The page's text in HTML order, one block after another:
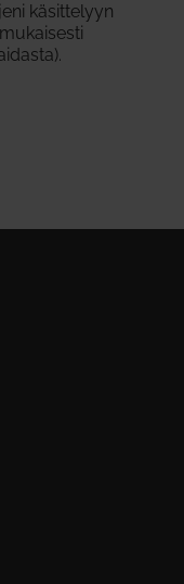
käsittelyyn